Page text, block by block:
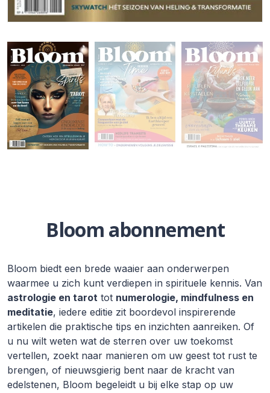
Bloom abonnement
Bloom biedt een brede waaier aan onderwerpen
waarmee u zich kunt verdiepen in spirituele kennis. Van
astrologie en tarot tot numerologie, mindfulness en
meditatie, iedere editie zit boordevol inspirerende
artikelen die praktische tips en inzichten aanreiken. Of
u nu wilt weten wat de sterren over uw toekomst
vertellen, zoekt naar manieren om uw geest tot rust te
brengen, of nieuwsgierig bent naar de kracht van
edelstenen, Bloom begeleidt u bij elke stap op uw